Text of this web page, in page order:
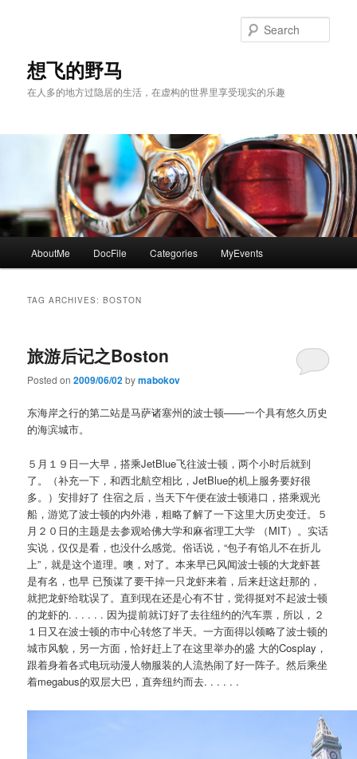
content
content想飞的野马
在人多的地方过隐居的生活，在虚构的世界里享受现实的乐趣
AboutMe DocFile Categories MyEvents
TAG ARCHIVES:BOSTON
旅游后记之Boston
Posted on2009/06/02bymabokov
东海岸之行的第二站是马萨诸塞州的波士顿——一个具有悠久历史
的海滨城市。
５月１９日一大早，搭乘JetBlue飞往波士顿，两个小时后就到
了。（补充一下，和西北航空相比，JetBlue的机上服务要好很
多。）安排好了 住宿之后，当天下午便在波士顿港口，搭乘观光
船，游览了波士顿的内外港，粗略了解了一下这里大历史变迁。５
月２０日的主题是去参观哈佛大学和麻省理工大学 （MIT）。实话
实说，仅仅是看，也没什么感觉。俗话说，“包子有馅儿不在折儿
上”，就是这个道理。噢，对了。本来早已风闻波士顿的大龙虾甚
是有名，也早 已预谋了要干掉一只龙虾来着，后来赶这赶那的，
就把龙虾给耽误了。直到现在还是心有不甘，觉得挺对不起波士顿
的龙虾的. . . . . . 因为提前就订好了去往纽约的汽车票，所以，２
１日又在波士顿的市中心转悠了半天。一方面得以领略了波士顿的
城市风貌，另一方面，恰好赶上了在这里举办的盛 大的Cosplay，
跟着身着各式电玩动漫人物服装的人流热闹了好一阵子。然后乘坐
着megabus的双层大巴，直奔纽约而去. . . . . .